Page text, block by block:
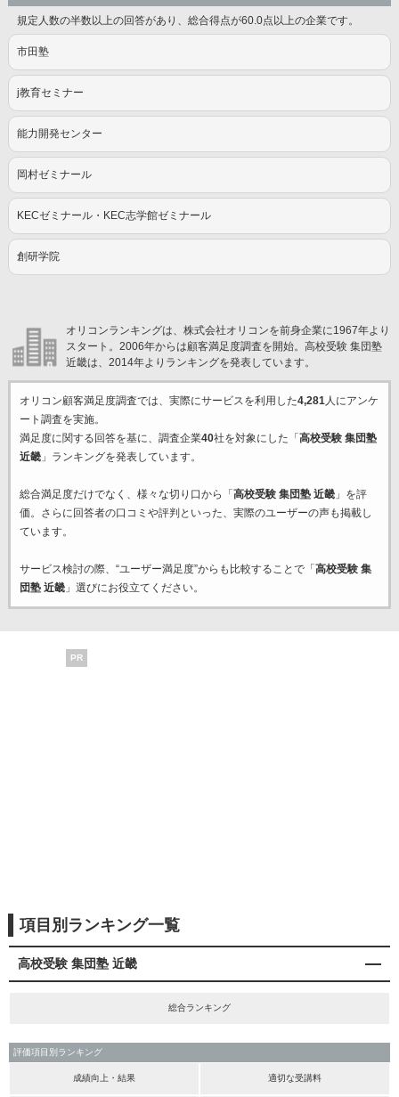
規定人数の半数以上の回答があり、総合得点が60.0点以上の企業です。
市田塾
j教育セミナー
能力開発センター
岡村ゼミナール
KECゼミナール・KEC志学館ゼミナール
創研学院
オリコンランキングは、株式会社オリコンを前身企業に1967年より
スタート。2006年からは顧客満足度調査を開始。高校受験 集団塾
近畿は、2014年よりランキングを発表しています。
オリコン顧客満足度調査では、実際にサービスを利用した4,281人にアンケ
ート調査を実施。
満足度に関する回答を基に、調査企業40社を対象にした「 高校受験 集団塾
近畿」ランキングを発表しています。
総合満足度だけでなく、様々な切り口から「 高校受験 集団塾 近畿」を評
価。さらに回答者の口コミや評判といった、実際のユーザーの声も掲載し
ています。
サービス検討の際、“ユーザー満足度”からも比較することで「 高校受験 集
団塾 近畿」選びにお役立てください。
PR
項目別ランキング一覧
高校受験 集団塾 近畿
総合ランキング
評価項目別ランキング
成績向上・結果 適切な受講料